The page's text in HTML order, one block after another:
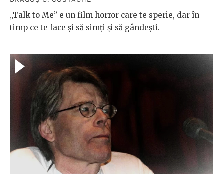
„Talk to Me” e un film horror care te sperie, dar în
timp ce te face și să simți și să gândești.